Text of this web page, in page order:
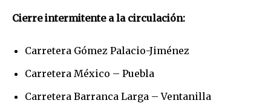
Cierre intermitente a la circulación:
Carretera Gómez Palacio-Jiménez
Carretera México – Puebla
Carretera Barranca Larga – Ventanilla